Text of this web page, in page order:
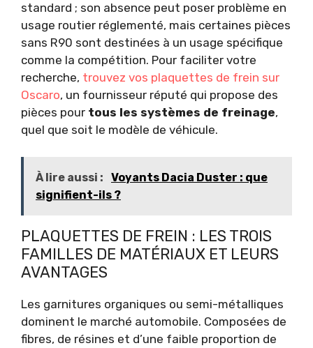
standard ; son absence peut poser problème en
usage routier réglementé, mais certaines pièces
sans R90 sont destinées à un usage spécifique
comme la compétition. Pour faciliter votre
recherche, trouvez vos plaquettes de frein sur
Oscaro, un fournisseur réputé qui propose des
pièces pour tous les systèmes de freinage,
quel que soit le modèle de véhicule.
À lire aussi :
Voyants Dacia Duster : que
signifient-ils ?
PLAQUETTES DE FREIN : LES TROIS
FAMILLES DE MATÉRIAUX ET LEURS
AVANTAGES
Les garnitures organiques ou semi-métalliques
dominent le marché automobile. Composées de
fibres, de résines et d’une faible proportion de